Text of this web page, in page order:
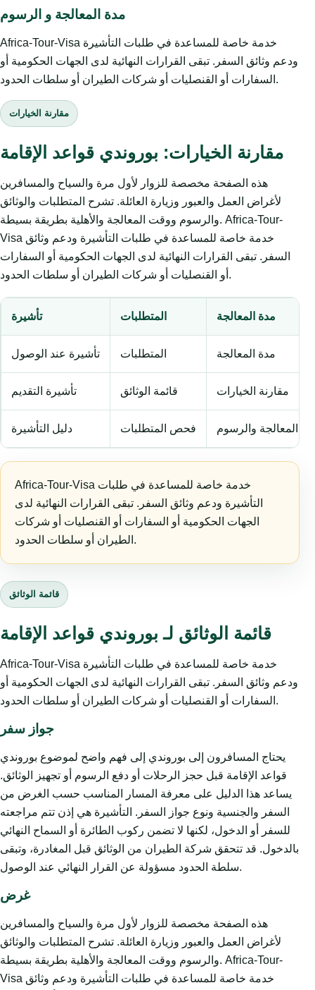
مدة المعالجة و الرسوم
Africa-Tour-Visa خدمة خاصة للمساعدة في طلبات التأشيرة
ودعم وثائق السفر. تبقى القرارات النهائية لدى الجهات الحكومية أو
السفارات أو القنصليات أو شركات الطيران أو سلطات الحدود.
مقارنة الخيارات
مقارنة الخيارات: بوروندي قواعد الإقامة
هذه الصفحة مخصصة للزوار لأول مرة والسياح والمسافرين
لأغراض العمل والعبور وزيارة العائلة. تشرح المتطلبات والوثائق
والرسوم ووقت المعالجة والأهلية بطريقة بسيطة. Africa-Tour-
Visa خدمة خاصة للمساعدة في طلبات التأشيرة ودعم وثائق
السفر. تبقى القرارات النهائية لدى الجهات الحكومية أو السفارات
أو القنصليات أو شركات الطيران أو سلطات الحدود.
تأشيرة المتطلبات مدة المعالجة
تأشيرة عند الوصول المتطلبات مدة المعالجة
تأشيرة التقديم قائمة الوثائق مقارنة الخيارات
دليل التأشيرة فحص المتطلبات المعالجة والرسوم
Africa-Tour-Visa خدمة خاصة للمساعدة في طلبات
التأشيرة ودعم وثائق السفر. تبقى القرارات النهائية لدى
الجهات الحكومية أو السفارات أو القنصليات أو شركات
الطيران أو سلطات الحدود.
قائمة الوثائق
قائمة الوثائق لـ بوروندي قواعد الإقامة
Africa-Tour-Visa خدمة خاصة للمساعدة في طلبات التأشيرة
ودعم وثائق السفر. تبقى القرارات النهائية لدى الجهات الحكومية أو
السفارات أو القنصليات أو شركات الطيران أو سلطات الحدود.
جواز سفر
يحتاج المسافرون إلى بوروندي إلى فهم واضح لموضوع بوروندي
قواعد الإقامة قبل حجز الرحلات أو دفع الرسوم أو تجهيز الوثائق.
يساعد هذا الدليل على معرفة المسار المناسب حسب الغرض من
السفر والجنسية ونوع جواز السفر. التأشيرة هي إذن تتم مراجعته
للسفر أو الدخول، لكنها لا تضمن ركوب الطائرة أو السماح النهائي
بالدخول. قد تتحقق شركة الطيران من الوثائق قبل المغادرة، وتبقى
سلطة الحدود مسؤولة عن القرار النهائي عند الوصول.
غرض
هذه الصفحة مخصصة للزوار لأول مرة والسياح والمسافرين
لأغراض العمل والعبور وزيارة العائلة. تشرح المتطلبات والوثائق
والرسوم ووقت المعالجة والأهلية بطريقة بسيطة. Africa-Tour-
Visa خدمة خاصة للمساعدة في طلبات التأشيرة ودعم وثائق